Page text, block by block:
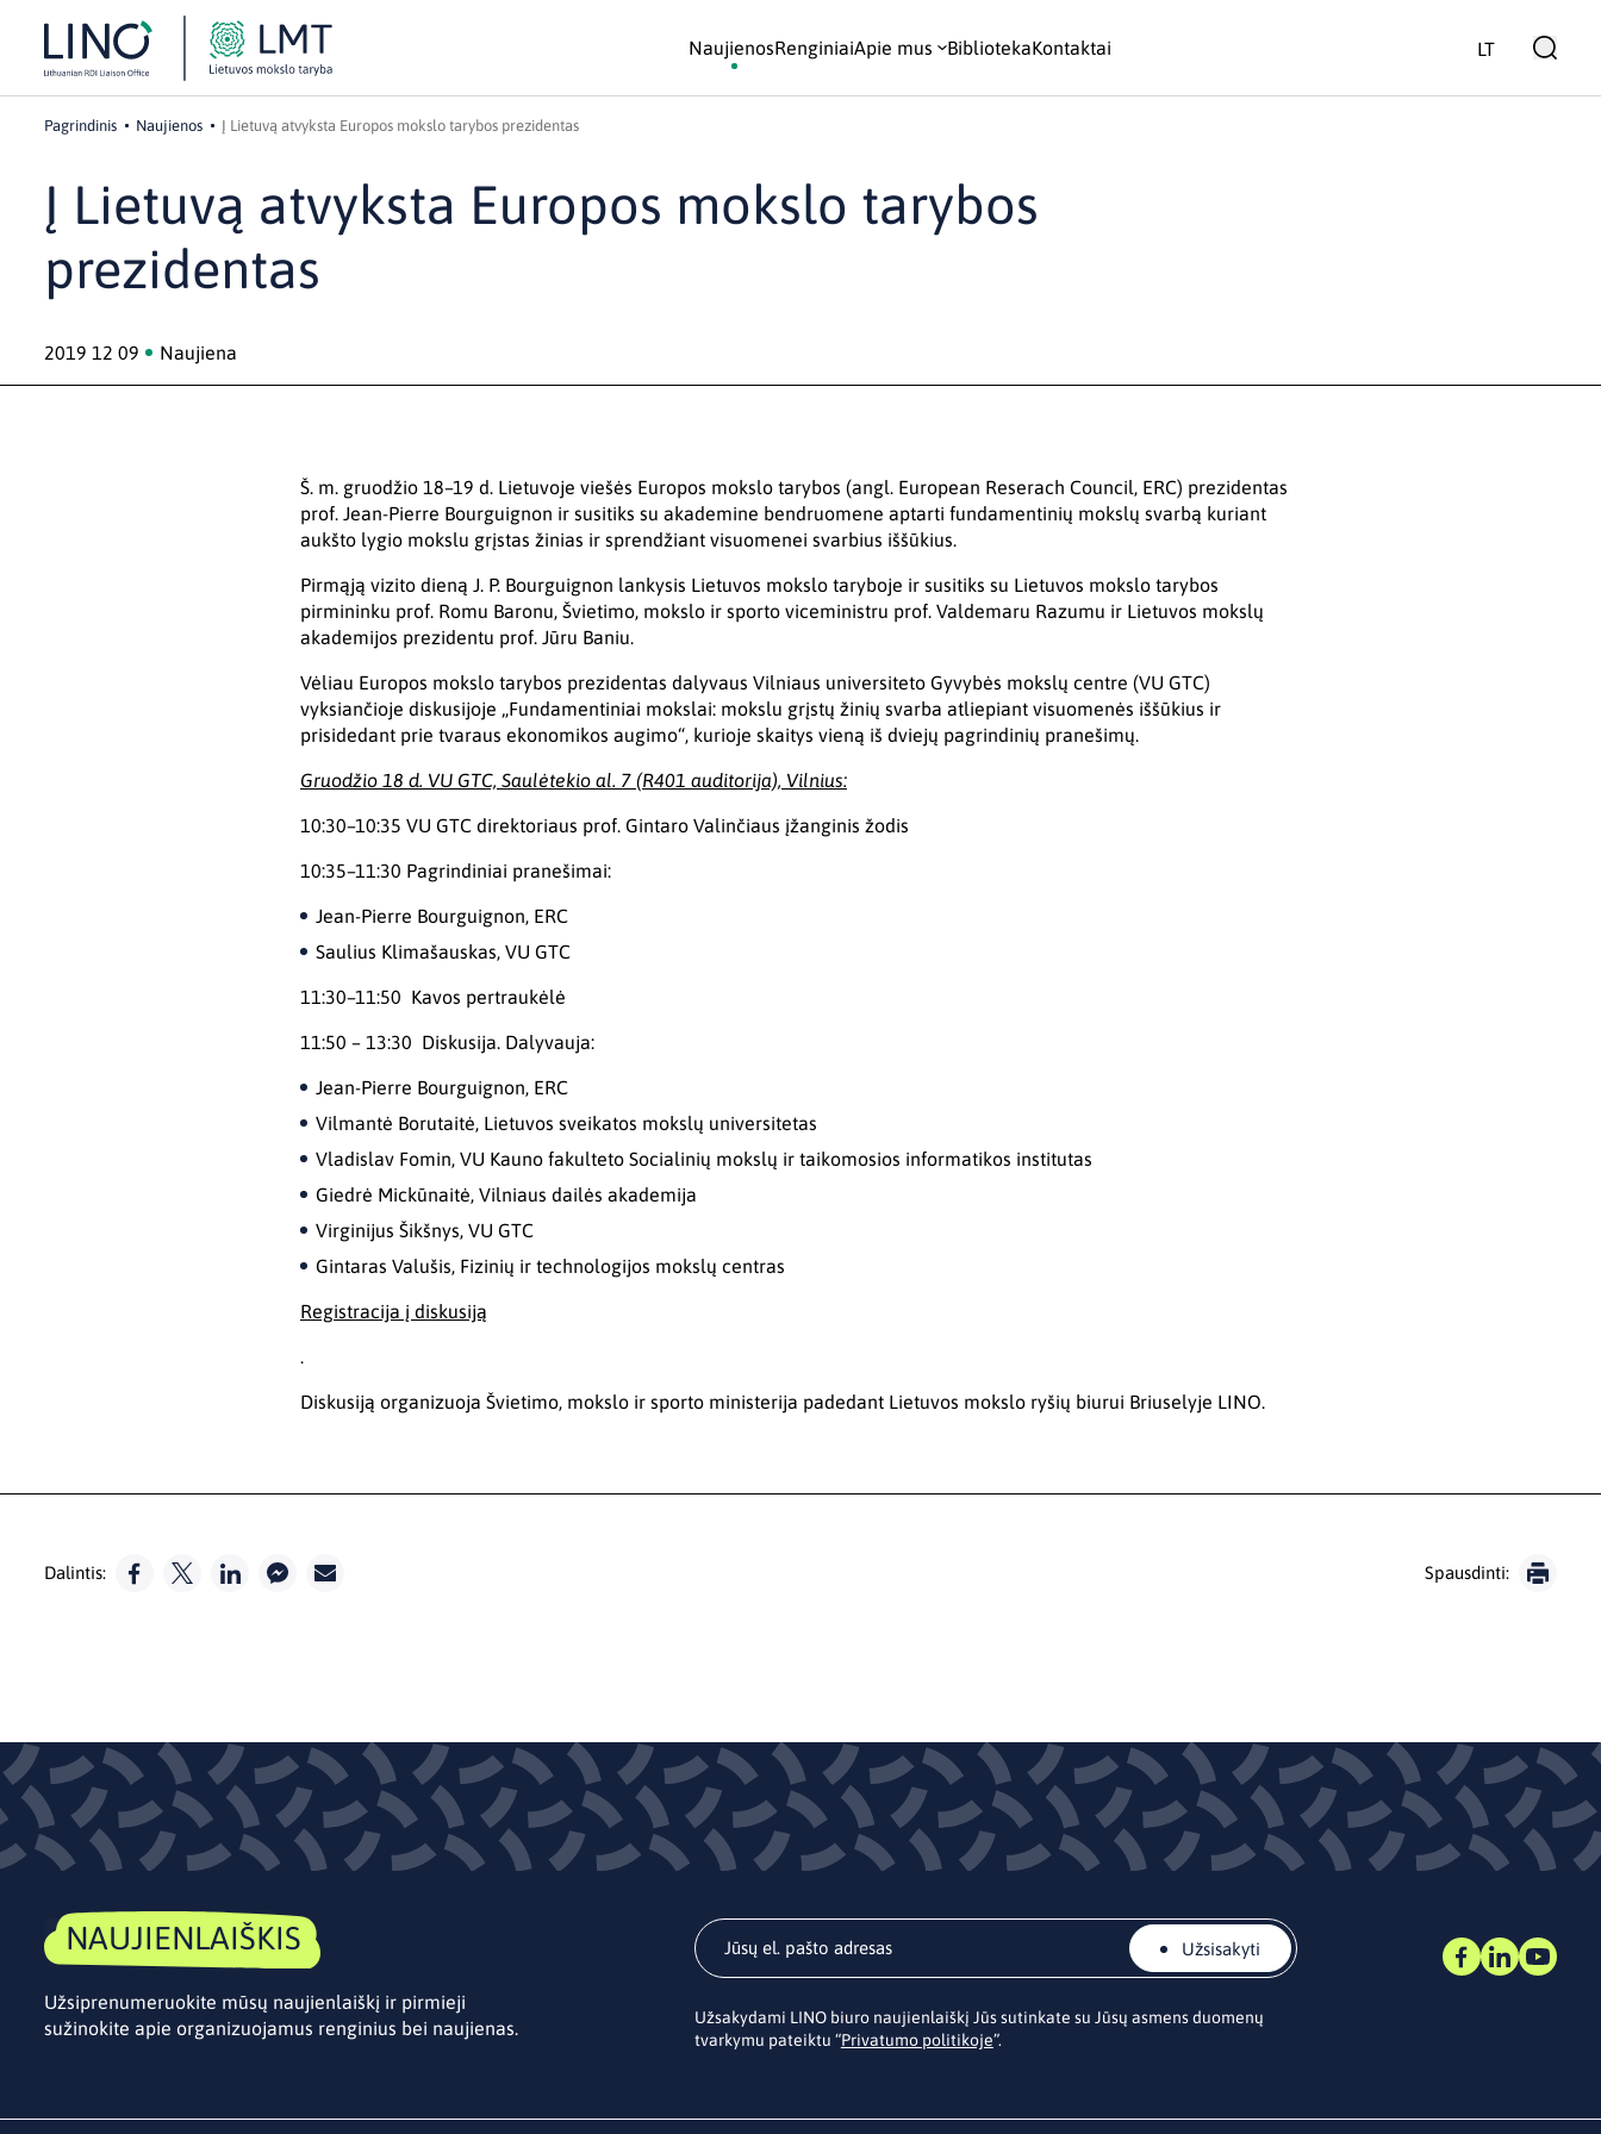
NaujienosRenginiaiApie mus BibliotekaKontaktai LT
Pagrindinis Naujienos Į Lietuvą atvyksta Europos mokslo tarybos prezidentas
Į Lietuvą atvyksta Europos mokslo tarybos
prezidentas
2019 12 09 Naujiena
Š. m. gruodžio 18–19 d. Lietuvoje viešės Europos mokslo tarybos (angl. European Reserach Council, ERC) prezidentas
prof. Jean-Pierre Bourguignon ir susitiks su akademine bendruomene aptarti fundamentinių mokslų svarbą kuriant
aukšto lygio mokslu grįstas žinias ir sprendžiant visuomenei svarbius iššūkius.
Pirmąją vizito dieną J. P. Bourguignon lankysis Lietuvos mokslo taryboje ir susitiks su Lietuvos mokslo tarybos
pirmininku prof. Romu Baronu, Švietimo, mokslo ir sporto viceministru prof. Valdemaru Razumu ir Lietuvos mokslų
akademijos prezidentu prof. Jūru Baniu.
Vėliau Europos mokslo tarybos prezidentas dalyvaus Vilniaus universiteto Gyvybės mokslų centre (VU GTC)
vyksiančioje diskusijoje „Fundamentiniai mokslai: mokslu grįstų žinių svarba atliepiant visuomenės iššūkius ir
prisidedant prie tvaraus ekonomikos augimo“, kurioje skaitys vieną iš dviejų pagrindinių pranešimų.
Gruodžio 18 d. VU GTC, Saulėtekio al. 7 (R401 auditorija), Vilnius:
10:30–10:35 VU GTC direktoriaus prof. Gintaro Valinčiaus įžanginis žodis
10:35–11:30 Pagrindiniai pranešimai:
Jean-Pierre Bourguignon, ERC
Saulius Klimašauskas, VU GTC
11:30–11:50 Kavos pertraukėlė
11:50 – 13:30 Diskusija. Dalyvauja:
Jean-Pierre Bourguignon, ERC
Vilmantė Borutaitė, Lietuvos sveikatos mokslų universitetas
Vladislav Fomin, VU Kauno fakulteto Socialinių mokslų ir taikomosios informatikos institutas
Giedrė Mickūnaitė, Vilniaus dailės akademija
Virginijus Šikšnys, VU GTC
Gintaras Valušis, Fizinių ir technologijos mokslų centras
Registracija į diskusiją
.
Diskusiją organizuoja Švietimo, mokslo ir sporto ministerija padedant Lietuvos mokslo ryšių biurui Briuselyje LINO.
Dalintis: Spausdinti:
NAUJIENLAIŠKIS
Užsiprenumeruokite mūsų naujienlaiškį ir pirmieji
sužinokite apie organizuojamus renginius bei naujienas.
Užsisakyti
Užsakydami LINO biuro naujienlaiškį Jūs sutinkate su Jūsų asmens duomenų
tvarkymu pateiktu “Privatumo politikoje”.